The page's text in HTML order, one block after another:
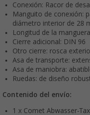
Conexión: Racor de
Manguito de conexión:
diámetro interior de 28
Longitud de la
Cierre adicional: DIN 96
Otro cierre: rosca
Asa de transporte:
Asa de maniobra:
Ruedas: de diseño
Contenido del envío:
1 x Comet Abwasser-